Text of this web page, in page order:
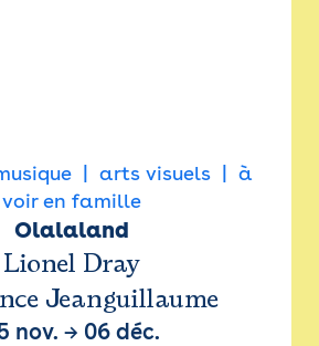
arts visuels
à
voir en famille
Olalaland
Lionel Dray
Jeanguillaume
nov. → 06 déc.